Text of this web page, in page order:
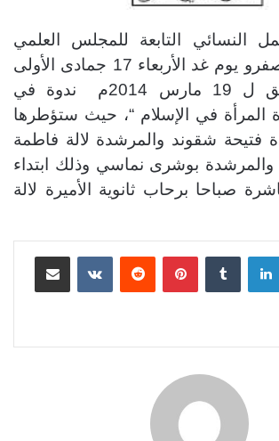
النسائي التابعة للمجلس العلمي
المحلي بإقليم صفرو يوم غد الأربعاء 17 جمادى الأولى
1435هـ الموافق ل 19 مارس 2014م ندوة في
في الإسلام “، حيث ستؤطرها
فتيحة شقوند والمرشدة لالة فاطمة
والمرشدة بوشرى نماسي وذلك ابتداء
صباحا برحاب ثانوية الأميرة لالة
لينكدإن بينتيريست مشاركة عبر البريد